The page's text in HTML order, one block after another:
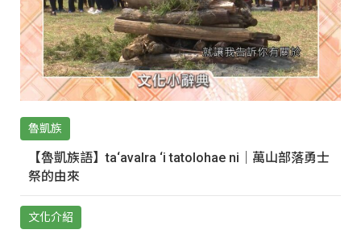
魯凱族
【魯凱族語】ta‘avalra ‘i tatolohae ni｜萬山部落勇士
祭的由來
文化介紹